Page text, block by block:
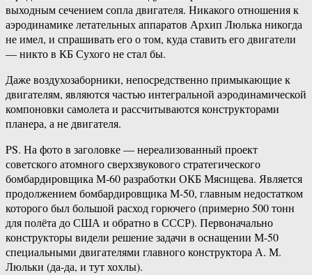
выходным сечением сопла двигателя. Никакого отношения к
аэродинамике летательных аппаратов Архип Люлька никогда
не имел, и спрашивать его о том, куда ставить его двигатели
— никто в КБ Сухого не стал бы.
Даже воздухозаборники, непосредственно примыкающие к
двигателям, являются частью интегральной аэродинамической
компоновки самолета и рассчитываются конструкторами
планера, а не двигателя.
PS. На фото в заголовке — нереализованный проект
советского атомного сверхзвукового стратегического
бомбардировщика М-60 разработки ОКБ Мясищева. Является
продолжением бомбардировщика М-50, главным недостатком
которого был большой расход горючего (примерно 500 тонн
для полёта до США и обратно в СССР). Первоначально
конструкторы видели решение задачи в оснащении М-50
специальными двигателями главного конструктора А. М.
Люльки (да-да, и тут хохлы).